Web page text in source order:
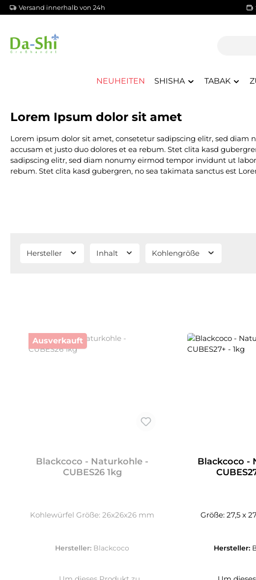
Hauptinhalt springen
Zur Suche springen
Zur Hauptnavigation springen
Versand innerhalb von 24h
NEUHEITEN SHISHA TABAK
Lorem Ipsum dolor sit amet
Lorem ipsum dolor sit amet, consetetur sadipscing elitr, sed
accusam et justo duo dolores et ea rebum. Stet clita kasd
sadipscing elitr, sed diam nonumy eirmod tempor invidunt ut
rebum. Stet clita kasd gubergren, no sea takimata sanctus est
Hersteller Inhalt Kohlengröße
Ausverkauft
Blackcoco - Naturkohle -
CUBES26 1kg
Kohlewürfel Größe: 26x26x26 mm
Hersteller: Blackcoco
Blackcoco -
Größe: 27,5 x
Hersteller: